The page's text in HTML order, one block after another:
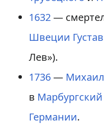
1632—
Швеции
Лев»).
1736—
в
Германии.